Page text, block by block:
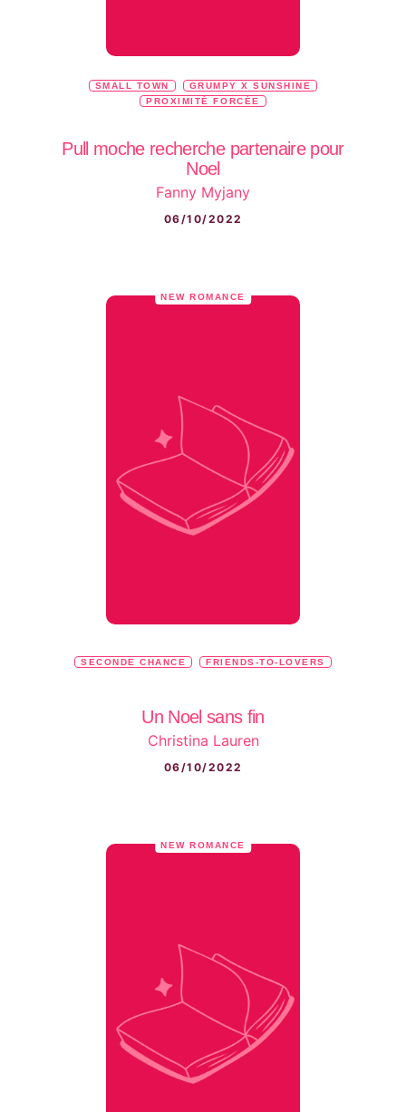
SMALL TOWN
GRUMPY X SUNSHINE
PROXIMITÉ FORCÉE
Pull moche recherche partenaire pour
Noel
Fanny Myjany
06/10/2022
NEW ROMANCE
SECONDE CHANCE FRIENDS-TO-LOVERS
Un Noel sans fin
Christina Lauren
06/10/2022
NEW ROMANCE